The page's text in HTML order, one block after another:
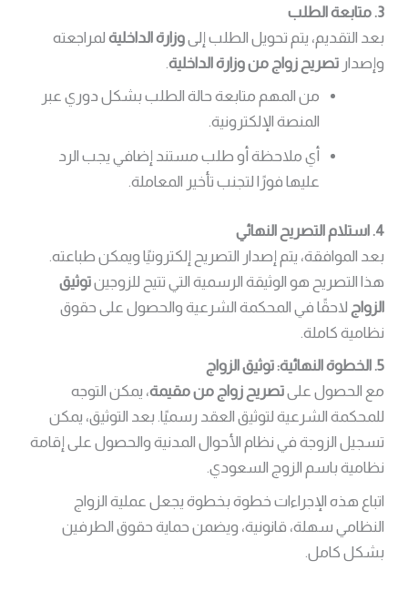
3. متابعة الطلب
بعد التقديم، يتم تحويل الطلب إلىوزارة الداخلية لمراجعته
وإصدارتصريح زواج من وزارة الداخلية.
من المهم متابعة حالة الطلب بشكل دوري عبر
المنصة الإلكترونية.
أي ملاحظة أو طلب مستند إضافي يجب الرد
عليها فورًا لتجنب تأخير المعاملة.
4. استلام التصريح النهائي
بعد الموافقة، يتم إصدار التصريح إلكترونيًا ويمكن طباعته.
هذا التصريح هو الوثيقة الرسمية التي تتيح للزوجينتوثيق
الزواج لاحقًا في المحكمة الشرعية والحصول على حقوق
نظامية كاملة.
5. الخطوة النهائية: توثيق الزواج
مع الحصول علىتصريح زواج من مقيمة، يمكن التوجه
للمحكمة الشرعية لتوثيق العقد رسميًا. بعد التوثيق، يمكن
تسجيل الزوجة في نظام الأحوال المدنية والحصول على إقامة
نظامية باسم الزوج السعودي.
اتباع هذه الإجراءات خطوة بخطوة يجعل عملية الزواج
النظامي سهلة، قانونية، ويضمن حماية حقوق الطرفين
بشكل كامل.